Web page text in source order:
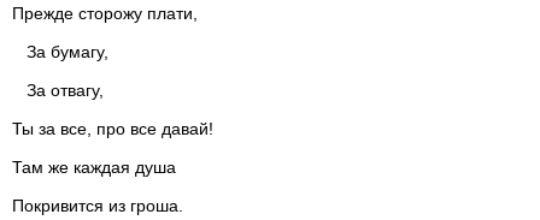
Прежде сторожу плати,
За бумагу,
За отвагу,
Ты за все, про все давай!
Там же каждая душа
Покривится из гроша.